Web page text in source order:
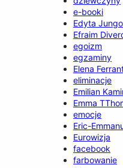
e-booki
Edyta
Efraim
egoizm
egzaminy
Elena
eliminacje
Emilian
Emma
emocje
Eric-
Eurowizja
facebook
farbowanie